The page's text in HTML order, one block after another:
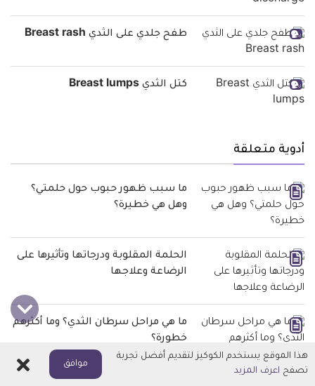
طفح جلدي على الثدي Breast rash
كتل الثدي Breast lumps
أدوية متعلقة
ما سبب ظهور حبوب حول حلمتي؟
وهل هي خطيرة؟
الحلمة المقلوبة ودرجاتها وتأثيرها على
الرضاعة وعلاجها
ما هي مراحل سرطان الثدي؟ وما أكثرهم
خطورة؟
هذا الموقع يستخدم الكوكيز لتقديم أفضل تجربة
تصفح اعرف المزيد
موافق اغلاق